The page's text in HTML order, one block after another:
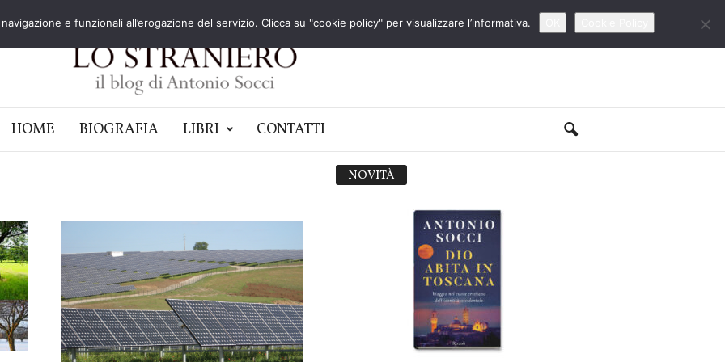
HOME BIOGRAFIA LIBRI CONTATTI
NOVITÀ
e funzionali all’erogazione del servizio. Clicca su "cookie policy" per visualizzare l’informativa.